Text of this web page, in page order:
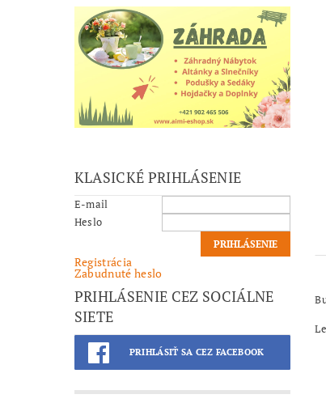
KLASICKÉ PRIHLÁSENIE
E-mail
Heslo
Registrácia
Zabudnuté heslo
PRIHLÁSENIE CEZ SOCIÁLNE
SIETE
PRIHLÁSIŤ SA CEZ FACEBOOK